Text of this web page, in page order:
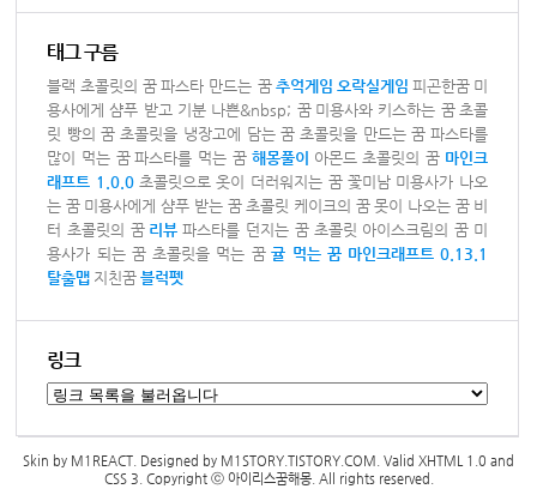
태그 구름
블랙 초콜릿의 꿈 파스타 만드는 꿈 추억게임 오락실게임 피곤한꿈 미
용사에게 샴푸 받고 기분 나쁜&nbsp; 꿈 미용사와 키스하는 꿈 초콜
릿 빵의 꿈 초콜릿을 냉장고에 담는 꿈 초콜릿을 만드는 꿈 파스타를
많이 먹는 꿈 파스타를 먹는 꿈 해몽풀이 아몬드 초콜릿의 꿈 마인크
래프트 1.0.0 초콜릿으로 옷이 더러워지는 꿈 꽃미남 미용사가 나오
는 꿈 미용사에게 샴푸 받는 꿈 초콜릿 케이크의 꿈 못이 나오는 꿈 비
터 초콜릿의 꿈 리뷰 파스타를 던지는 꿈 초콜릿 아이스크림의 꿈 미
용사가 되는 꿈 초콜릿을 먹는 꿈 귤 먹는 꿈 마인크래프트 0.13.1
탈출맵 지친꿈 블럭펫
링크
Skin by M1REACT . Designed by M1STORY.TISTORY.COM . Valid XHTML 1.0 and
CSS 3 . Copyright ⓒ 아이리스꿈해몽. All rights reserved.